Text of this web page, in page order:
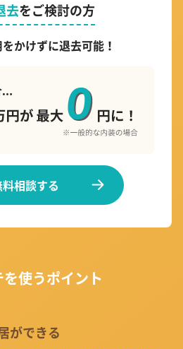
去をご検討の方
かけずに退去可能！
相談する
使うポイント
ができる